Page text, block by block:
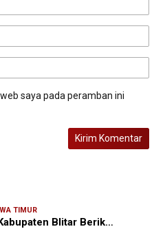
saya pada peramban ini
TIMUR
Blitar Berik…